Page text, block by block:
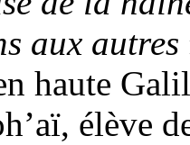
aux autres
haute
, élève